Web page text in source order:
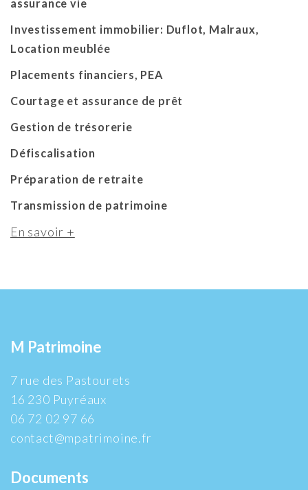
assurance vie
Investissement immobilier: Duflot, Malraux,
Location meublée
Placements financiers, PEA
Courtage et assurance de prêt
Gestion de trésorerie
Défiscalisation
Préparation de retraite
Transmission de patrimoine
En savoir +
M Patrimoine
7 rue des Pastourets
16 230 Puyréaux
06 72 02 97 66
contact@mpatrimoine.fr
Documents